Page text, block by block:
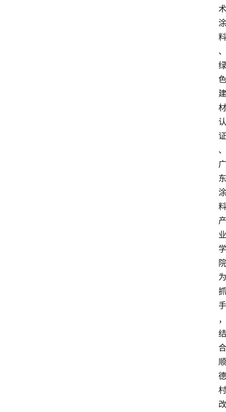
术
涂
料
、
绿
色
建
材
认
证
、
广
东
涂
料
产
业
学
院
为
抓
手
，
结
合
顺
德
村
改